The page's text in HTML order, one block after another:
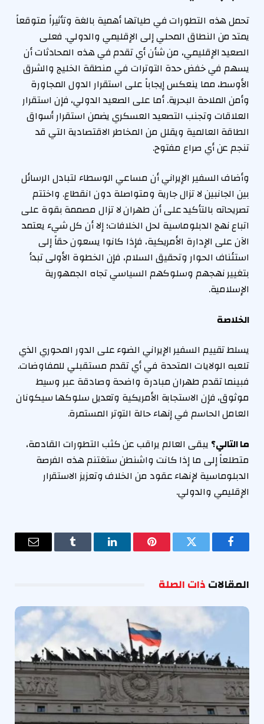
تحمل هذه التطورات في طياتها أهمية بالغة وتأثيراً متوقعاً
يمتد من النطاق المحلي إلى الإقليمي والدولي. فعلى
الصعيد الإقليمي، من شأن أي تقدم في هذه المحادثات أن
يسهم في خفض حدة التوترات في منطقة الخليج والشرق
الأوسط، مما ينعكس إيجاباً على استقرار الدول المجاورة
وأمن الملاحة البحرية. أما على الصعيد الدولي، فإن استقرار
العلاقات وتجنب التصعيد العسكري يضمن استقرار أسواق
الطاقة العالمية ويقلل من المخاطر الاقتصادية التي قد
تنجم عن أي صراع مفتوح.
وأضاف السفير الإيراني أن مساعي الوسطاء لتبادل الرسائل
بين الجانبين لا تزال جارية ومتواصلة دون انقطاع. واختتم
تصريحاته بالتأكيد على أن طهران لا تزال مصممة بقوة على
اتباع نهج الدبلوماسية لحل الخلافات؛ إلا أن كل شيء يعتمد
الآن على الإدارة الأمريكية، فإذا كانوا يسعون حقاً إلى
استئناف الحوار وتحقيق السلام، فإن الخطوة الأولى تبدأ
بتغيير نهجهم وسلوكهم السياسي تجاه الجمهورية
الإسلامية.
الخلاصة
يسلط تقييم السفير الإيراني الضوء على الدور المحوري الذي
تلعبه الولايات المتحدة في أي تقدم مستقبلي للمفاوضات.
فبينما تقدم طهران مبادرة واضحة وصادقة عبر وسيط
موثوق، فإن الاستجابة الأمريكية وتعديل سلوكها سيكونان
العامل الحاسم في إنهاء حالة التوتر المستمرة.
ما التالي؟ يبقى العالم يراقب عن كثب التطورات القادمة،
متطلعاً إلى ما إذا كانت واشنطن ستغتنم هذه الفرصة
الدبلوماسية لإنهاء عقود من الخلاف وتعزيز الاستقرار
الإقليمي والدولي.
فيسبوك تويتر بينتيريستلينكدإن Tumblr
البريد
المقالاتذات الصلة